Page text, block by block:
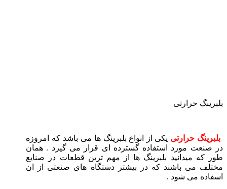
بلبرینگ حرارتی
بلبرینگ حرارتی یکی از انواع بلبرینگ ها می باشد که امروزه
در صنعت مورد استفاده گسترده ای قرار می گیرد . همان
طور که میدانید بلبرینگ ها از مهم ترین قطعات در صنایع
مختلف می باشند که در بیشتر دستگاه های صنعتی از ان
اسفاده می شود .